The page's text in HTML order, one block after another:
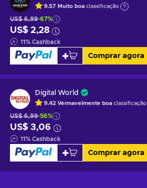
9.57 Muito boa classificação
US$ 6,99-67%
US$ 2,28
11% Cashback
Comprar agora
Digital World
9.42 Vermavelmente boa classificação
US$ 6,99-56%
US$ 3,06
11% Cashback
Comprar agora